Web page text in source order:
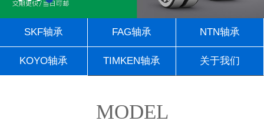
SKF轴承 FAG轴承 NTN轴承
KOYO轴承 TIMKEN轴承 关于我们
MODEL